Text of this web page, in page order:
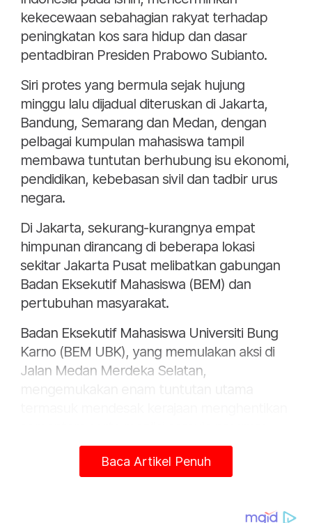
kekecewaan sebahagian rakyat terhadap
peningkatan kos sara hidup dan dasar
pentadbiran Presiden Prabowo Subianto.
Siri protes yang bermula sejak hujung
minggu lalu dijadual diteruskan di Jakarta,
Bandung, Semarang dan Medan, dengan
pelbagai kumpulan mahasiswa tampil
membawa tuntutan berhubung isu ekonomi,
pendidikan, kebebasan sivil dan tadbir urus
negara.
Di Jakarta, sekurang-kurangnya empat
himpunan dirancang di beberapa lokasi
sekitar Jakarta Pusat melibatkan gabungan
Badan Eksekutif Mahasiswa (BEM) dan
pertubuhan masyarakat.
Badan Eksekutif Mahasiswa Universiti Bung
Karno (BEM UBK), yang memulakan aksi di
Jalan Medan Merdeka Selatan,
Makan Bergizi Gratis (MBG) dan Koperasi
Desa Merah Putih.
semula Rang Undang-Undang (RUU) Polis
Baca Artikel Penuh